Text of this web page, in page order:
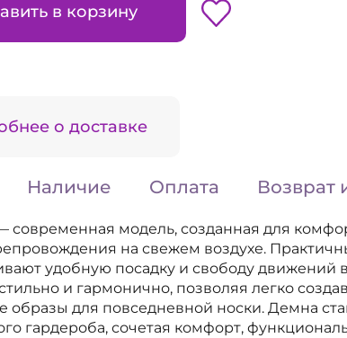
в корзину
о доставке
Наличие Оплата Возврат
современная модель, созданная для
на свежем воздухе.
удобную посадку и свободу движений
и гармонично, позволяя легко
образы для повседневной носки. Демна
гардероба, сочетая комфорт,